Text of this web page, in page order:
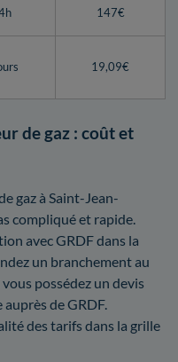
147€
19,09€
de gaz : coût et
gaz à Saint-Jean-
compliqué et rapide.
avec GRDF dans la
un branchement au
possédez un devis
de GRDF.
des tarifs dans la grille